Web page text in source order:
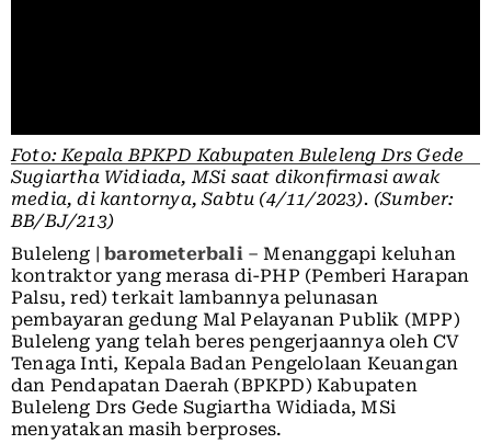
Foto: Kepala BPKPD Kabupaten Buleleng Drs Gede
Sugiartha Widiada, MSi saat dikonfirmasi awak
media, di kantornya, Sabtu (4/11/2023). (Sumber:
BB/BJ/213)
Buleleng |barometerbali– Menanggapi keluhan
kontraktor yang merasa di-PHP (Pemberi Harapan
Palsu, red) terkait lambannya pelunasan
pembayaran gedung Mal Pelayanan Publik (MPP)
Buleleng yang telah beres pengerjaannya oleh CV
Tenaga Inti, Kepala Badan Pengelolaan Keuangan
dan Pendapatan Daerah (BPKPD) Kabupaten
Buleleng Drs Gede Sugiartha Widiada, MSi
menyatakan masih berproses.